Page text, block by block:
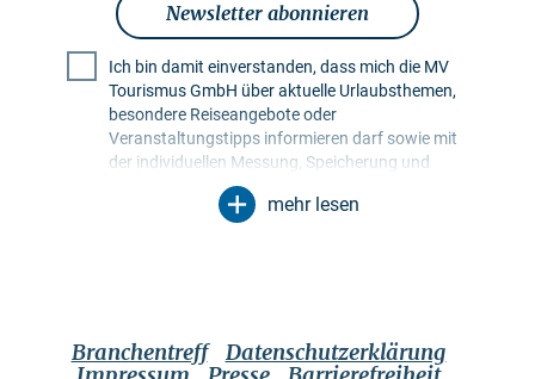
Newsletter abonnieren
Ich bin damit einverstanden, dass mich die MV
Tourismus GmbH über aktuelle Urlaubsthemen,
besondere Reiseangebote oder
Veranstaltungstipps informieren darf sowie mit
der individuellen Messung, Speicherung und
Auswertung von Öffnungs- und Klickraten in
Empfängerprofilen zu Zwecken der Gestaltung
widerrufen kann. Dies kann ich über einen
mehr lesen
Branchentreff
Datenschutzerklärung